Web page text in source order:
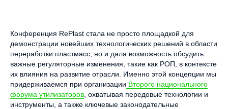
Конференция RePlast стала не просто площадкой для
демонстрации новейших технологических решений в области
переработки пластмасс, но и дала возможность обсудить
важные регуляторные изменения, такие как РОП, в контексте
их влияния на развитие отрасли. Именно этой концепции мы
придерживаемся при организации Второго национального
форума утилизаторов , охватывая передовые технологии и
инструменты, а также ключевые законодательные